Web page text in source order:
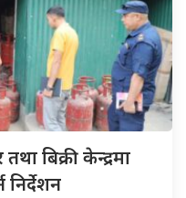
बिक्री केन्द्रमा